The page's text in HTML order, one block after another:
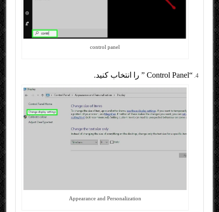
control panel
“Control Panel ” را انتخاب کنید.
Appearance and Personalization